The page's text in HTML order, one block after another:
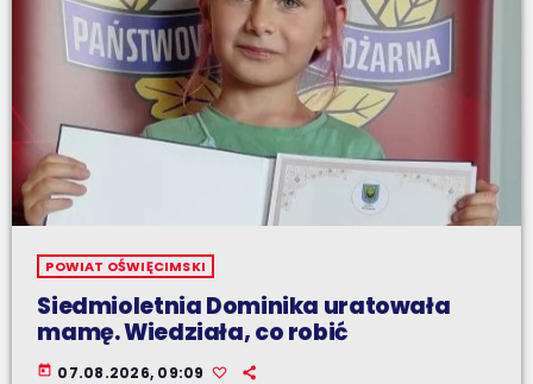
POWIAT OŚWIĘCIMSKI
Siedmioletnia Dominika uratowała
mamę. Wiedziała, co robić
today 07.08.2026, 09:09